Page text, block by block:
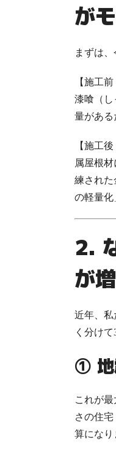
が
まずは
【施工前
漆喰（し
量がある
【施工後
属屋根
練され
の軽量化
2.
が
近年、私
く分け
① 地
これが
さの住宅
算になり